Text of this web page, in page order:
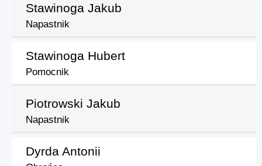
Stawinoga Jakub
Napastnik
Stawinoga Hubert
Pomocnik
Piotrowski Jakub
Napastnik
Dyrda Antonii